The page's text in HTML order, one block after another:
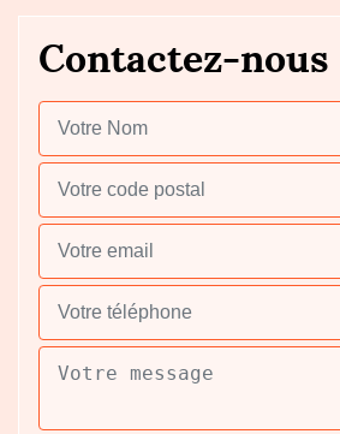
Contactez-nous